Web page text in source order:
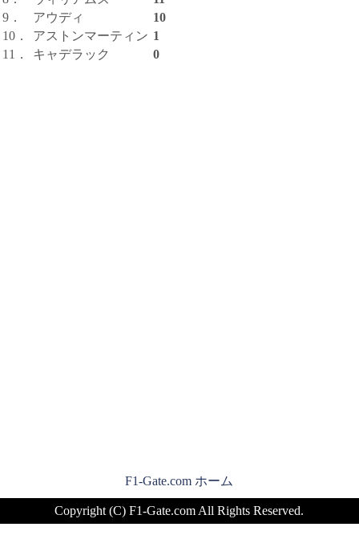
9．
アウディ
10
10．
アストンマーティン 1
11．
キャデラック 0
F1-Gate.com ホーム
Copyright (C) F1-Gate.com All Rights Reserved.